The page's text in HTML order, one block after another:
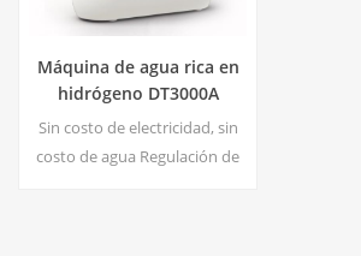
Máquina de agua rica en
hidrógeno DT3000A
Sin costo de electricidad, sin
costo de agua Regulación de